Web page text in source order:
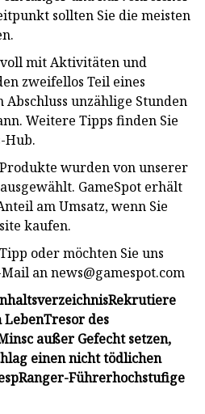
sollten Sie die meisten
mit Aktivitäten und
zweifellos Teil eines
Abschluss unzählige Stunden
Weitere Tipps finden Sie
Hub.
wurden von unserer
GameSpot erhält
am Umsatz, wenn Sie
kaufen.
oder möchten Sie uns
annews@gamespot.com
Rekrutiere
LebenTresor des
außer Gefecht setzen,
einen nicht tödlichen
Ranger-Führerhochstufige